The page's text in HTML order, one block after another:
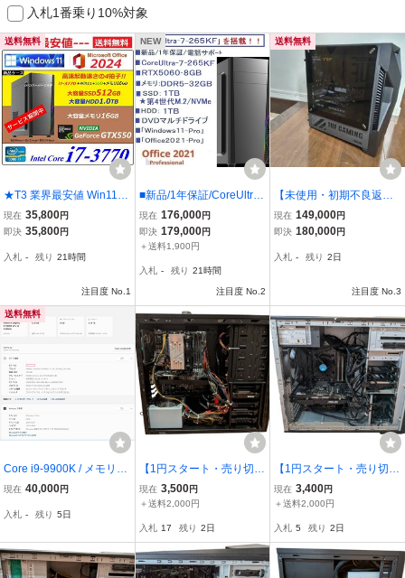
入札1番乗り10%対象
送料無料
★T3 業界最安値 Win11 of
fice2024 高速起動 i7-377
0・大容量新品SSD512G
モリ16GB・グラボ仕様で
現在 35,800円
即決 35,800円
入札 - 残り 21時間
注目度 No.1
NEW
■新品/1年保証/CoreUltra-
7-265KF/RTX5060/DDR5
-32GB/第4世代SSD-1TB-
M2/HDD-1TB/マルチDV
o/4画面/TELサポ/領収書
現在 176,000円
即決 179,000円
＋送料1,900円
入札 - 残り 21時間
注目度 No.2
送料無料
【未使用・初期不良返品
対応!!】ASUS ゲーミング
デスクトップPC T500MV
Core i5 RTX 3050 メモリ
現在 149,000円
即決 180,000円
入札 - 残り 2日
注目度 No.3
送料無料
Core i9-9900K / メモリ32
GB / SSD 512G(M.2) / GT
ウンドカード搭載 フル装
現在 40,000円
入札 - 残り 5日
【1円スタート・売り切
り】GALLERIA ゲーミン
グPC / Core i7-7700K / G
B / SSD 500GB + HDD 2T
B / 動作確認済み
現在 3,500円
＋送料2,000円
入札 17 残り 2日
【1円スタート・売り切
り】ツクモ G-GEAR ゲー
ミングPC Core i7 7700 /
D256GB / HDD1TB
現在 3,400円
＋送料2,000円
入札 5 残り 2日